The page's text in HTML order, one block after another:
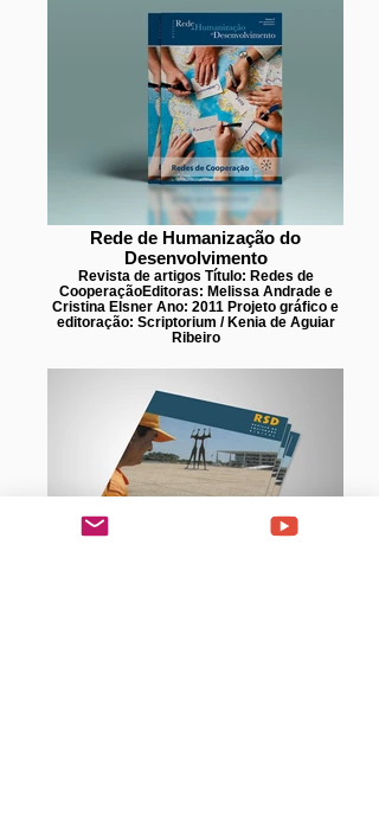
Rede de Humanização do
Desenvolvimento
Revista de artigos Título: Redes de
CooperaçãoEditoras: Melissa Andrade e
Cristina Elsner Ano: 2011 Projeto gráfico e
editoração: Scriptorium / Kenia de Aguiar
Ribeiro